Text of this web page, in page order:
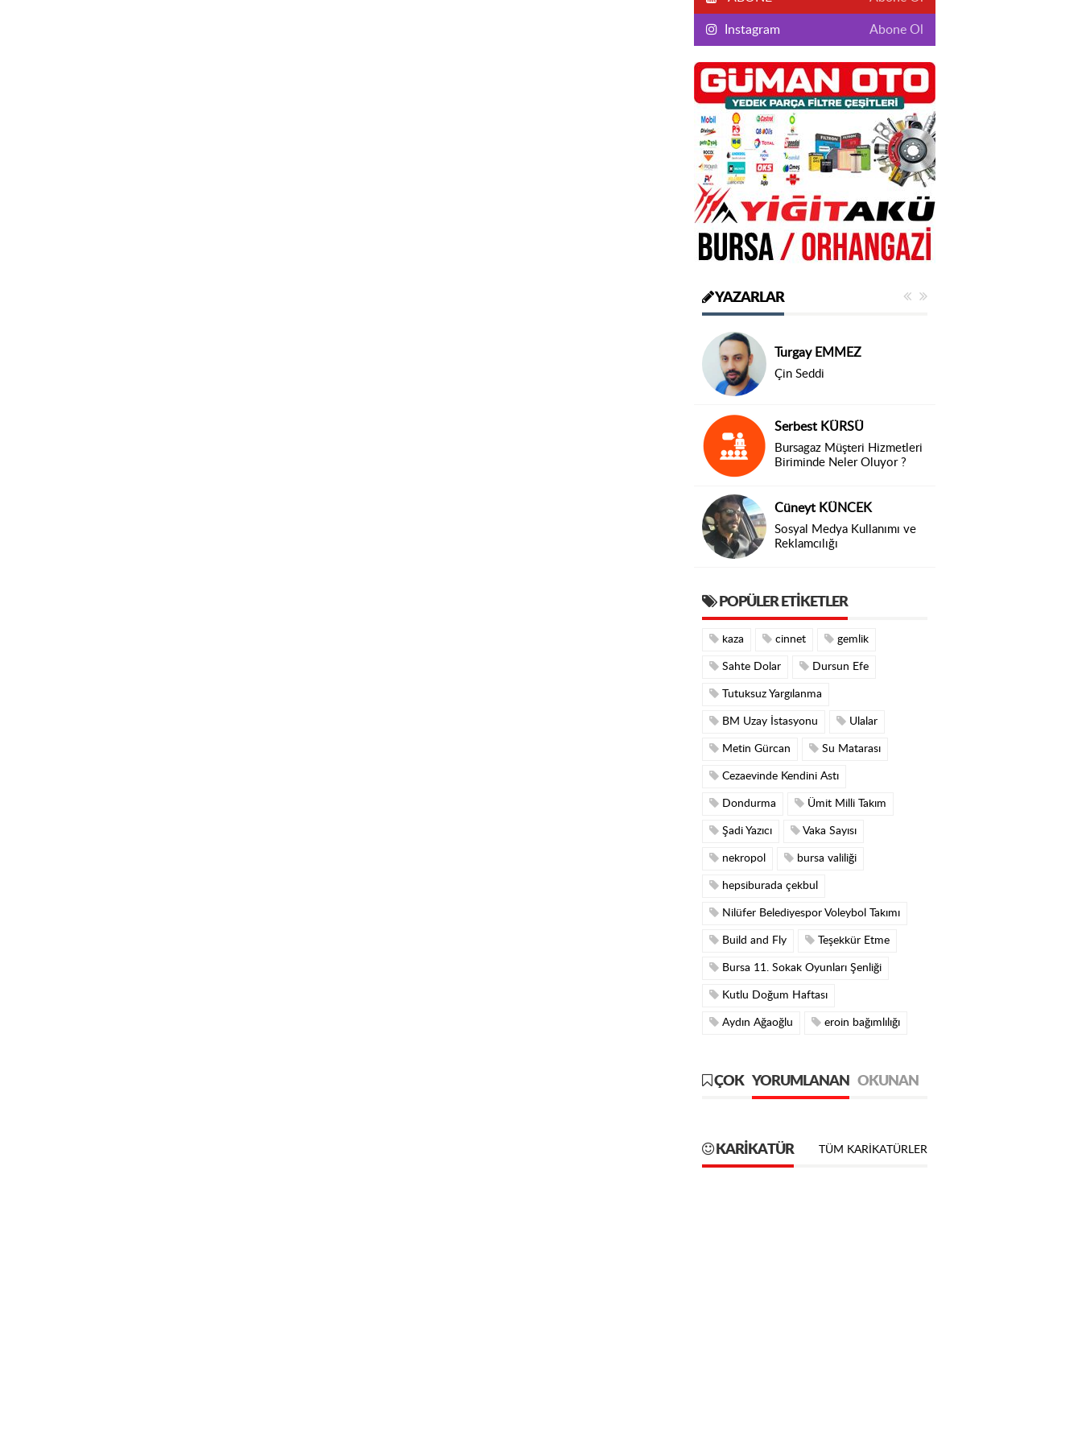
Instagram Abone Ol
YAZARLAR
Turgay EMMEZ
Çin Seddi
Serbest KÜRSÜ
Bursagaz Müşteri Hizmetleri
Biriminde Neler Oluyor ?
Cüneyt KÜNCEK
Sosyal Medya Kullanımı ve
Reklamcılığı
POPÜLER ETIKETLER
kaza cinnet gemlik
Sahte Dolar Dursun Efe
Tutuksuz Yargılanma
BM Uzay İstasyonu Ulalar
Metin Gürcan Su Matarası
Cezaevinde Kendini Astı
Dondurma Ümit Milli Takım
Şadi Yazıcı Vaka Sayısı
nekropol bursa valiliği
hepsiburada çekbul
Nilüfer Belediyespor Voleybol Takımı
Build and Fly Teşekkür Etme
Bursa 11. Sokak Oyunları Şenliği
Kutlu Doğum Haftası
Aydın Ağaoğlu eroin bağımlılığı
ÇOK YORUMLANAN OKUNAN
KARIKATÜR TÜM KARIKATÜRLER